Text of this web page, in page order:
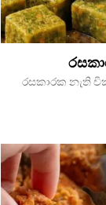
රසකාරක නැති